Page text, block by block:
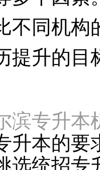
不同机
提升的目
滨专升
升本的要
选统招专